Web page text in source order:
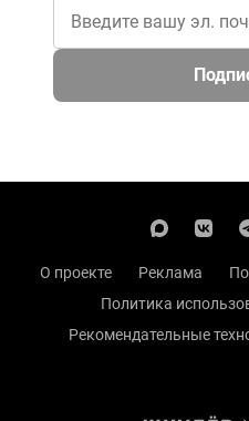
О проекте Реклама
Политика
Рекомендательные